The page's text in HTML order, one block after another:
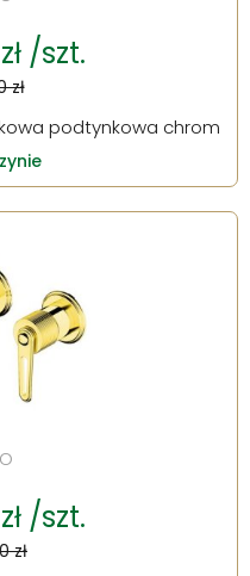
/szt.
zł
podtynkowa chrom
/szt.
zł